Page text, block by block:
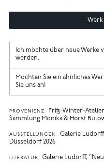
Werk
Ich möchte über neue Werke
werden.
Möchten Sie ein ähnliches
Sie uns an!
PROVENIENZ
Fritz-Winter-
Sammlung Monika & Horst
AUSSTELLUNGEN
Galerie
Düsseldorf 2026
LITERATUR
Galerie Ludorff,